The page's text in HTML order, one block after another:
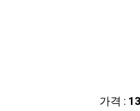
가격 :